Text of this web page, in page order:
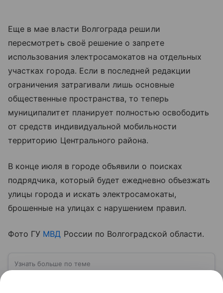
Еще в мае власти Волгограда решили
пересмотреть своё решение о запрете
использования электросамокатов на отдельных
участках города. Если в последней редакции
ограничения затрагивали лишь основные
общественные пространства, то теперь
муниципалитет планирует полностью освободить
от средств индивидуальной мобильности
территорию Центрального района.
В конце июля в городе объявили о поисках
подрядчика, который будет ежедневно объезжать
улицы города и искать электросамокаты,
брошенные на улицах с нарушением правил.
Фото ГУ МВД России по Волгоградской области.
Узнать больше по теме